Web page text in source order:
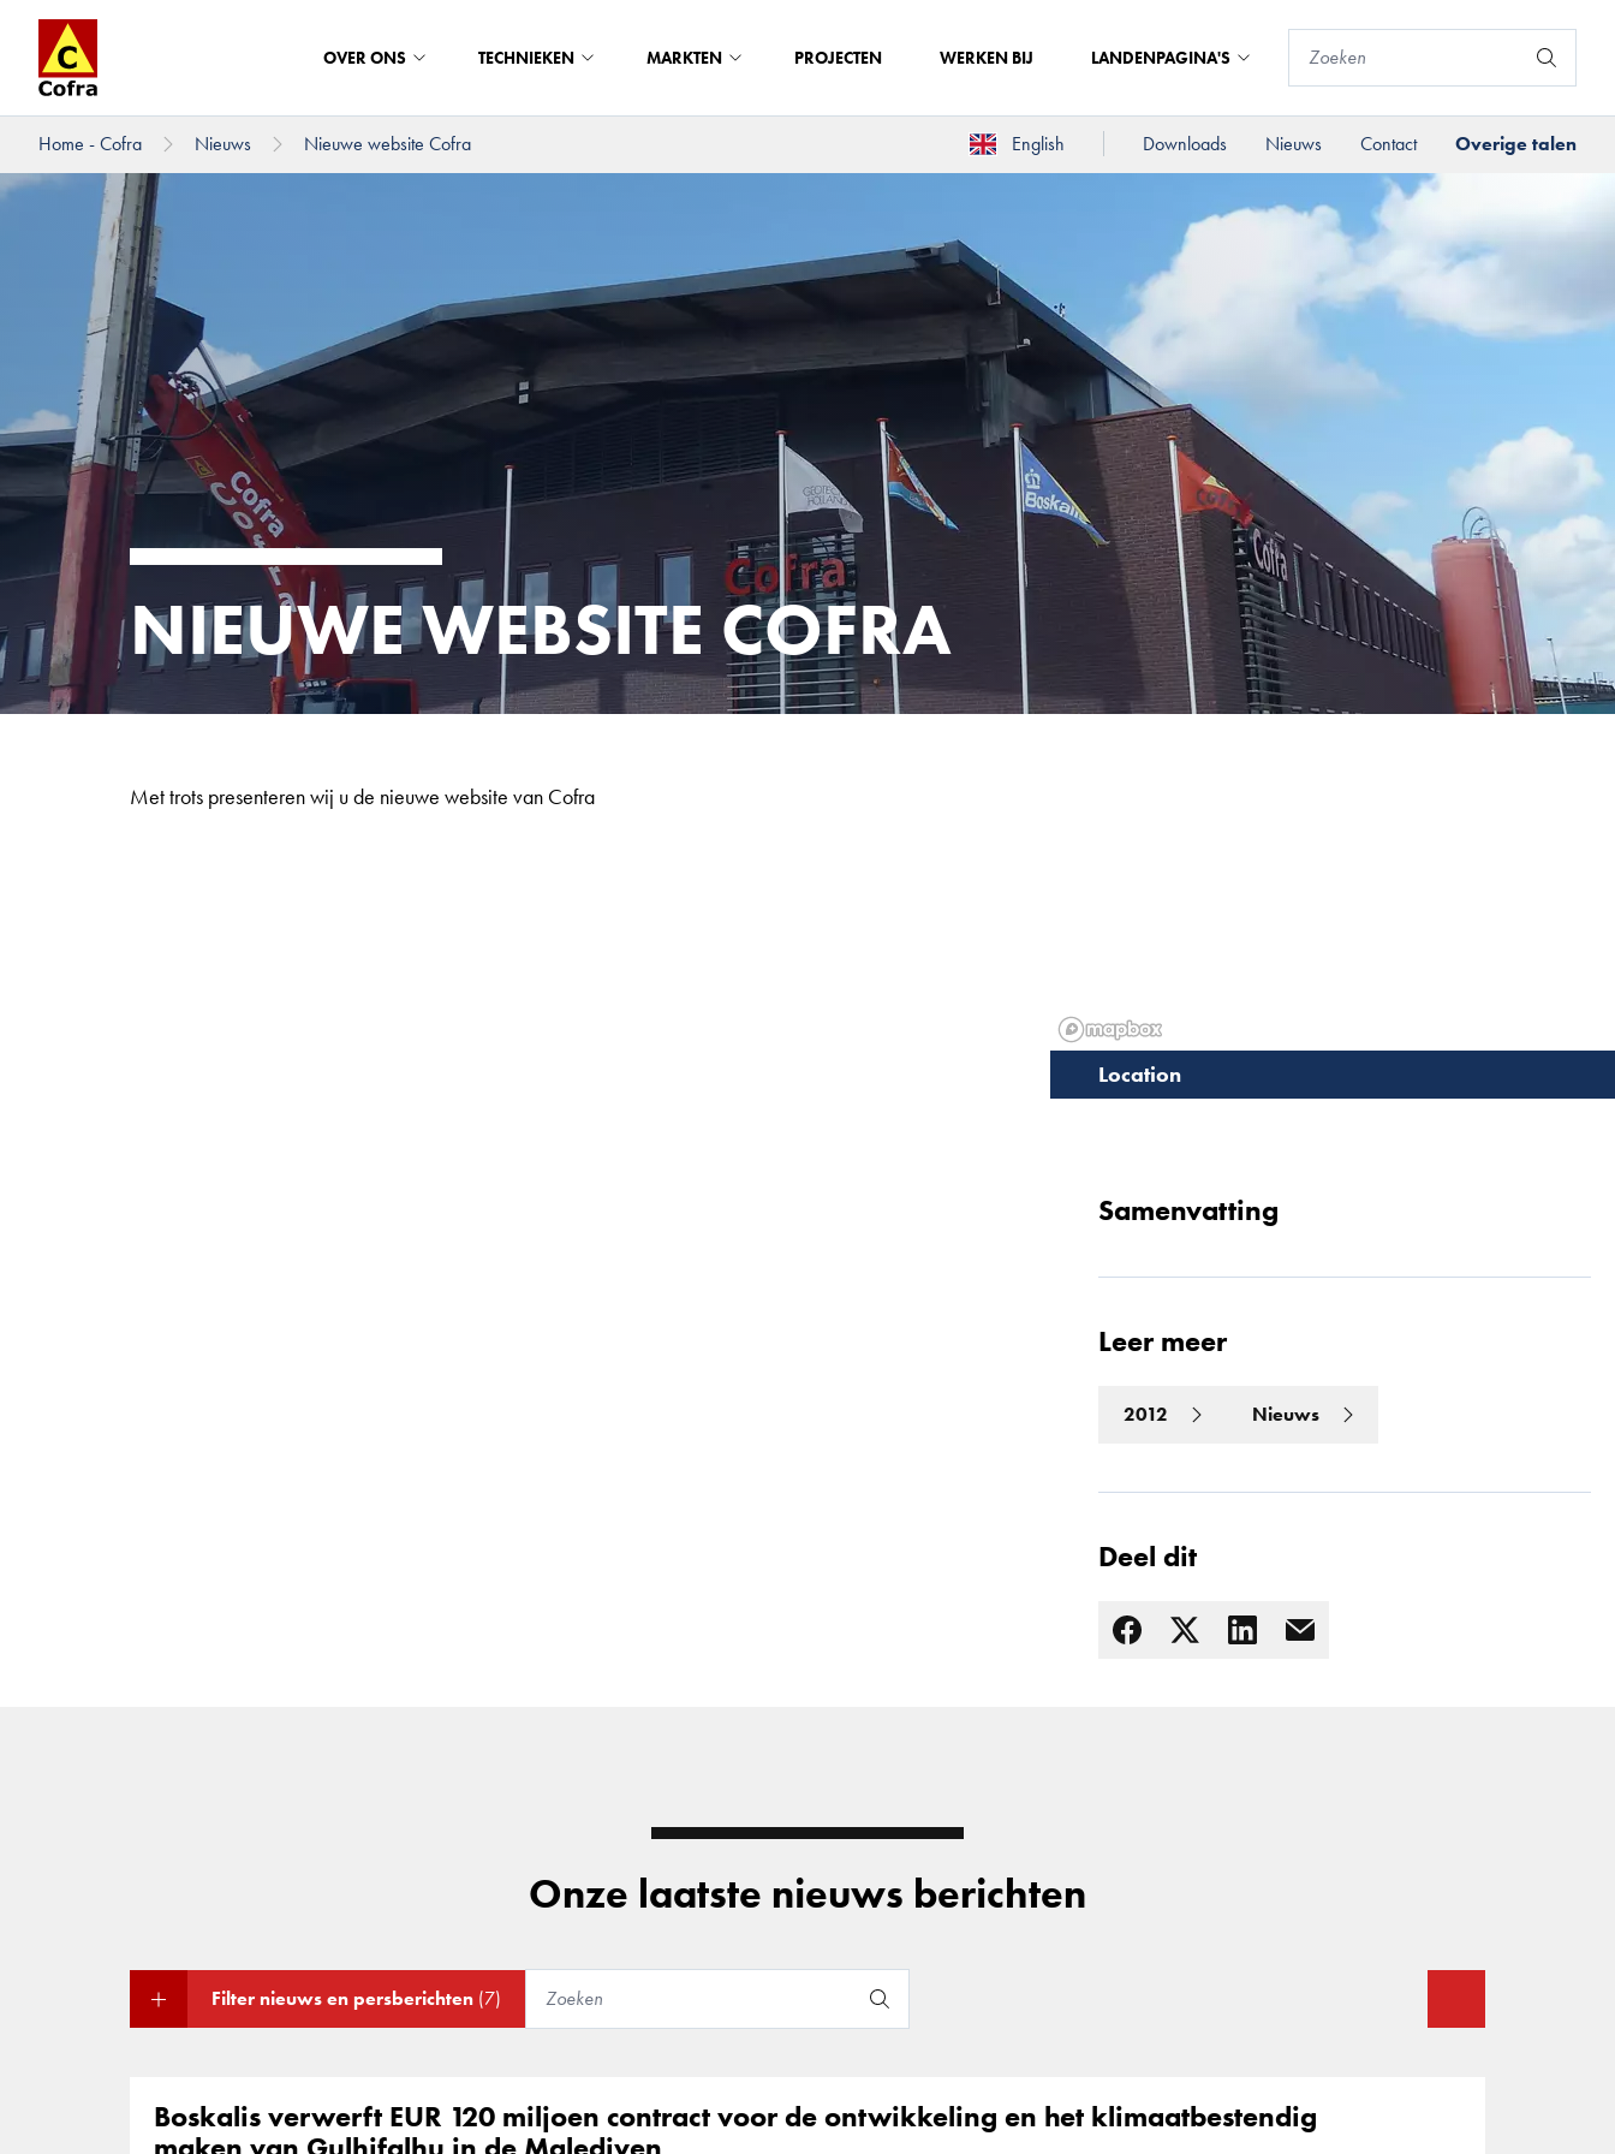
Direct naar hoofdinhoud
OVER ONS TECHNIEKEN MARKTEN PROJECTEN WERKEN BIJ LANDENPAGINA'S
Home - Cofra Nieuws Nieuwe website Cofra English Downloads Nieuws Contact Overige talen
NIEUWE WEBSITE COFRA
Met trots presenteren wij u de nieuwe website van Cofra
Onze laatste nieuws berichten
Filter nieuws en persberichten (7)
Boskalis verwerft EUR 120 miljoen contract voor de ontwikkeling en het klimaatbestendig
Samenvatting
Leer meer
2012 Nieuws
Deel dit